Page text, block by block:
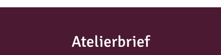
Atelierbrief